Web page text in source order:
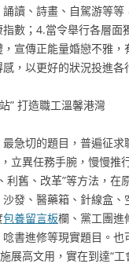
讀、詩畫、自駕游等
數；4.當令舉行各層面
宣傳正能量婚戀不雅
，以更好的狀況投進各
” 打造職工溫馨港灣
急切的題目，普遍征
立異任務手腕，慢慢推
利舊、改革”等方法，在
發、醫藥箱、針線盒
包養留言板欄、黨工團進
書進修等現實題目。
展高文用，實在到達“